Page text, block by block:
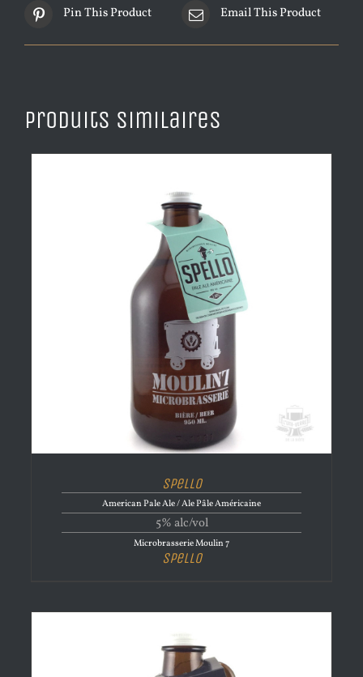
Pin This Product Email This Product
Produits similaires
Spello
American Pale Ale / Ale Pâle Américaine
5% alc/vol
Microbrasserie Moulin 7
Spello